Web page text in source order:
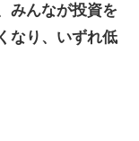
みんなが投資を
なり、いずれ低